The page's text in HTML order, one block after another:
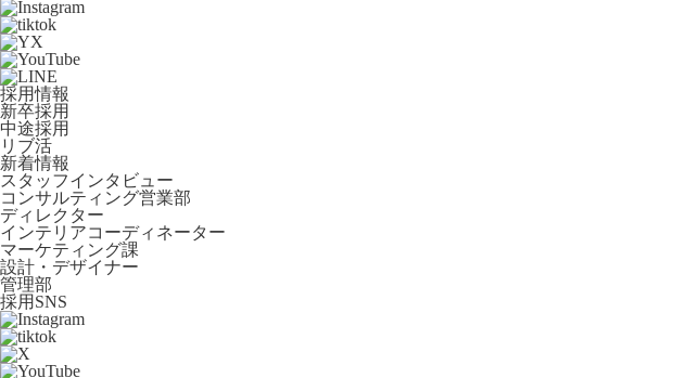
採用情報
新卒採用
中途採用
リブ活
新着情報
スタッフインタビュー
コンサルティング営業部
ディレクター
インテリアコーディネーター
マーケティング課
設計・デザイナー
管理部
採用SNS